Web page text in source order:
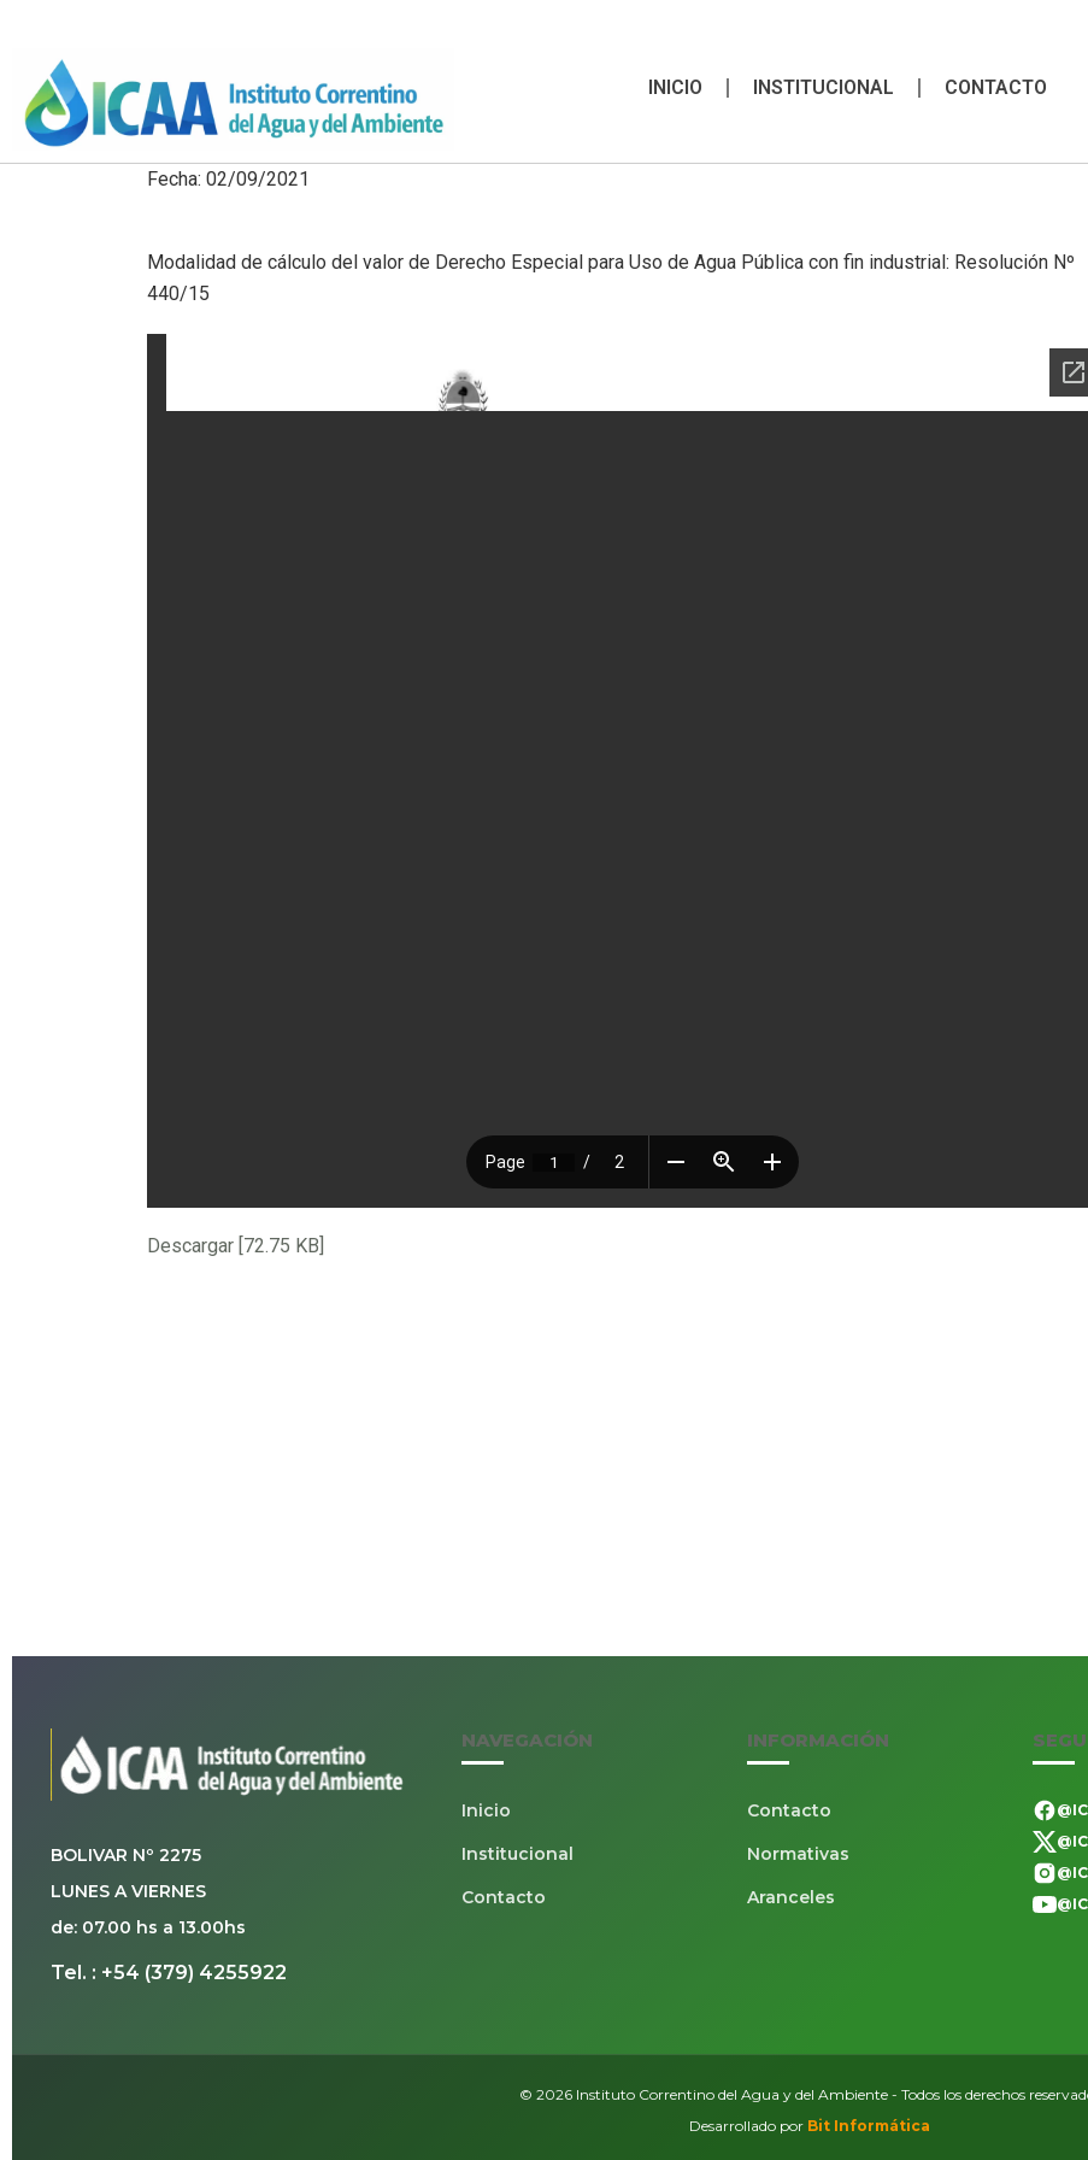
INICIO INSTITUCIONAL CONTACTO
Fecha: 02/09/2021
Modalidad de cálculo del valor de Derecho Especial para Uso de Agua Pública con fin industrial: Resolución Nº
440/15
Descargar [72.75 KB]
BOLIVAR Nº 2275
LUNES A VIERNES
de: 07.00 hs a 13.00hs
Tel. : +54 (379) 4255922
NAVEGACIÓN
Inicio
Institucional
Contacto
INFORMACIÓN
Contacto
Normativas
Aranceles
© 2026 Instituto Correntino del Agua y del Ambiente - Todos los derechos
Desarrollado por Bit Informática